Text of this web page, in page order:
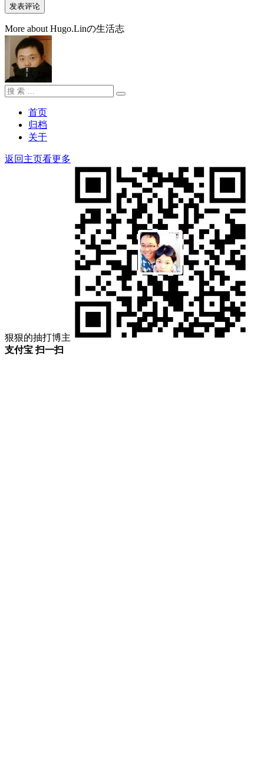
More about Hugo.Linの生活志
搜
搜
首页
归档
关于
返回主页看更多
狠狠的抽打博主
支付宝 扫一扫